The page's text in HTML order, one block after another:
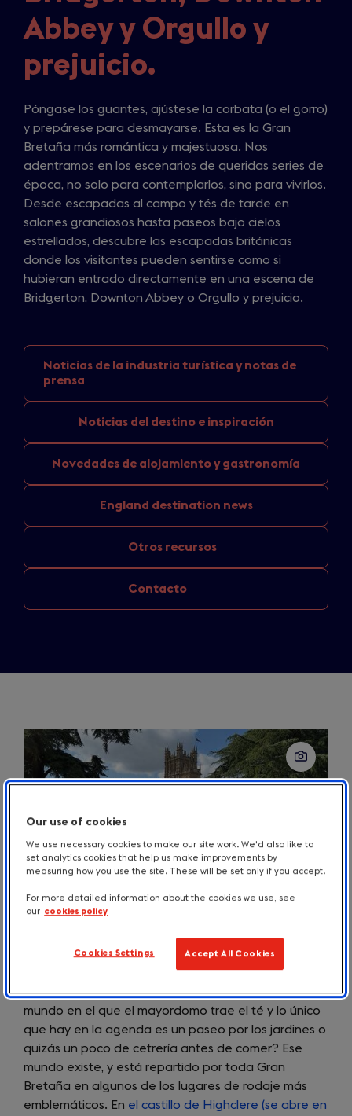
Abbey y Orgullo y
prejuicio.
Póngase los guantes, ajústese la corbata (o el gorro)
y prepárese para desmayarse. Esta es la Gran
Bretaña más romántica y majestuosa. Nos
adentramos en los escenarios de queridas series de
época, no solo para contemplarlos, sino para vivirlos.
Desde escapadas al campo y tés de tarde en
salones grandiosos hasta paseos bajo cielos
estrellados, descubre las escapadas británicas
donde los visitantes pueden sentirse como si
hubieran entrado directamente en una escena de
Bridgerton, Downton Abbey o Orgullo y prejuicio.
Noticias de la industria turística y notas de
prensa
Noticias del destino e inspiración
Novedades de alojamiento y gastronomía
England destination news
Otros recursos
Contacto
Casas solariegas: alójese donde se hicieron las
historias
¿Ha soñado alguna vez con despertarse en un
mundo en el que el mayordomo trae el té y lo único
que hay en la agenda es un paseo por los jardines o
quizás un poco de cetrería antes de comer? Ese
mundo existe, y está repartido por toda Gran
Bretaña en algunos de los lugares de rodaje más
emblemáticos. En el castillo de Highclere (se abre en
Our use of cookies
We use necessary cookies to make our site work. We'd also like to
set analytics cookies that help us make improvements by
measuring how you use the site. These will be set only if you accept.
For more detailed information about the cookies we use, see
our cookies policy
Cookies Settings Accept All Cookies